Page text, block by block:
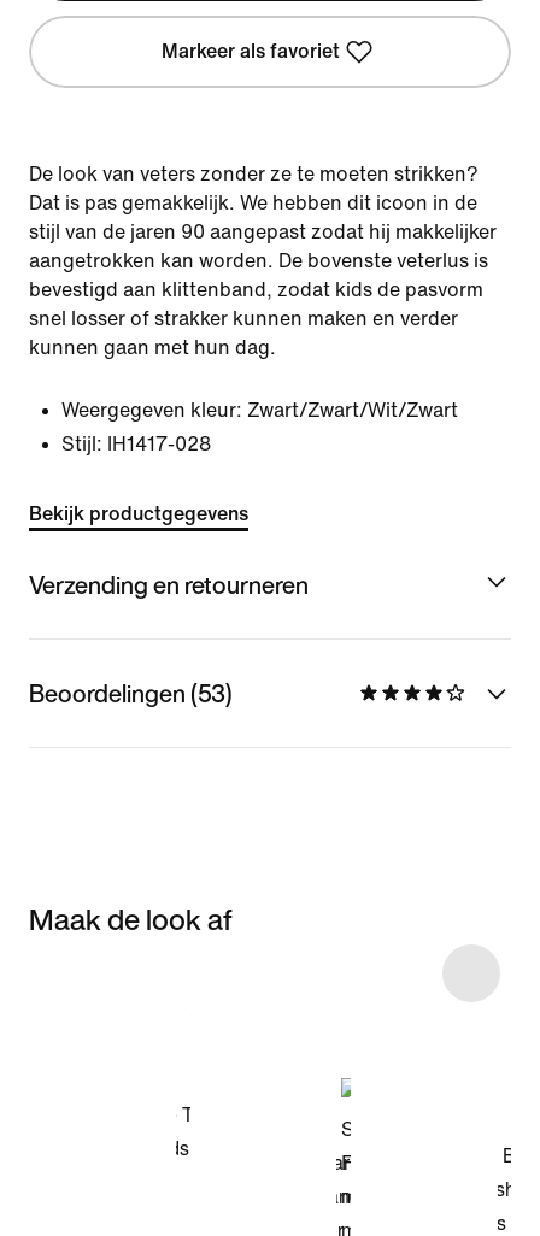
Markeer als favoriet
De look van veters zonder ze te moeten strikken?
Dat is pas gemakkelijk. We hebben dit icoon in de
stijl van de jaren 90 aangepast zodat hij makkelijker
aangetrokken kan worden. De bovenste veterlus is
bevestigd aan klittenband, zodat kids de pasvorm
snel losser of strakker kunnen maken en verder
kunnen gaan met hun dag.
Weergegeven kleur: Zwart/Zwart/Wit/Zwart
Stijl:
IH1417-028
Bekijk productgegevens
Verzending en retourneren
Beoordelingen (53)
Maak de look af